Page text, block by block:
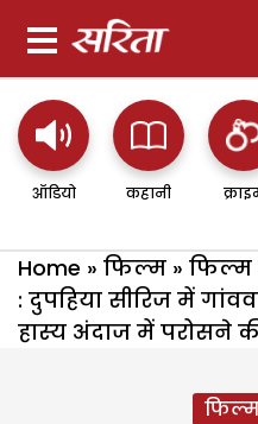
ऑडियो कहानी
Home » फिल्म » फिल्म
: दुपहिया सीरिज में
हास्‍य अंदाज में परोसने
फिल्म